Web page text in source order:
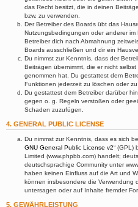
das Recht besitzt, die in deinen
bzw. zu verwenden.
Der Betreiber des Boards übt das
Nutzungsbedingungen oder anderer
Betreiber dich nach Abmahnung
Boards ausschließen und dir ein
Du nimmst zur Kenntnis, dass der
Beiträgen übernimmt, die er nicht
genommen hat. Du gestattest dem
Funktionen jederzeit zu löschen oder zu
Du gestattest dem Betreiber darüber
gegen o. g. Regeln verstoßen oder
Schaden zuzufügen.
4. GENERAL PUBLIC LICENSE
Du nimmst zur Kenntnis, dass es sich
GNU General Public License v2“ (GPL)
Limited (www.phpbb.com) handelt;
deutschsprachige Community unter
haben keinen Einfluss auf die Art und
können insbesondere die Verwendung
untersagen oder auf Inhalte fremder
5. GEWÄHRLEISTUNG